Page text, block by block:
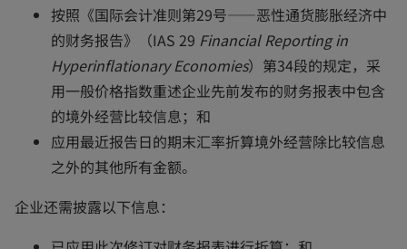
按照《国际会计准则第29号——恶性通货膨胀经济中
的财务报告》（IAS 29 Financial Reporting in
Hyperinflationary Economies）第34段的规定，采
用一般价格指数重述企业先前发布的财务报表中包含
的境外经营比较信息；和
应用最近报告日的期末汇率折算境外经营除比较信息
之外的其他所有金额。
企业还需披露以下信息：